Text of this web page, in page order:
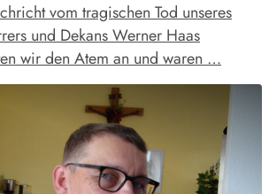
vom tragischen Tod unseres
und Dekans Werner Haas
wir den Atem an und waren …